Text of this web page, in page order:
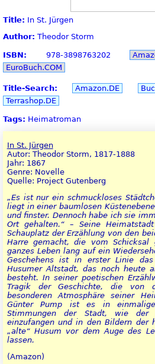
Title: In St. Jürgen
Author: Theodor Storm
ISBN: 978-3898763202
EuroBuch.COM
Title-Search: Amazon.DE
Terrashop.DE
Tags: Heimatroman
In St. Jürgen
Autor: Theodor Storm, 1817-1888
Jahr: 1867
Genre: Novelle
Quelle: Project Gutenberg
„Es ist nur ein schmuckloses
liegt in einer baumlosen
und finster. Dennoch habe ich sie
Ort gehalten.“ – Seine
Schauplatz der Erzählung von den
Harre gemacht, die vom Schicksal
ganzes Leben lang auf ein
Geschehens ist in erster Linie das
Husumer Altstadt, das noch heute
besteht. In seiner poetischen
Tragik der Geschichte, die von
besonderen Atmosphäre seiner
Günter Pump ist es in
Stimmungen der Stadt, wie der
einzufangen und in den Bildern der
„alte“ Husum vor dem Auge des
lassen.
(Amazon)